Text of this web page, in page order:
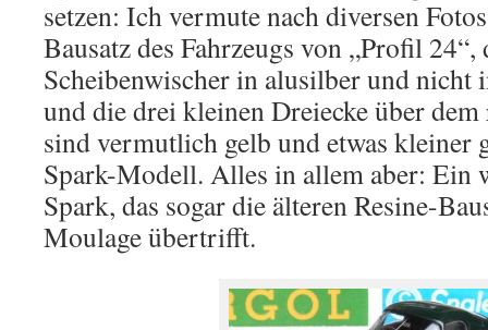
setzen: Ich vermute nach diversen
Bausatz des Fahrzeugs von „Profil 24“,
Scheibenwischer in alusilber und nicht
und die drei kleinen Dreiecke über dem
sind vermutlich gelb und etwas kleiner
Spark-Modell. Alles in allem aber: Ein
Spark, das sogar die älteren Resine-
Moulage übertrifft.